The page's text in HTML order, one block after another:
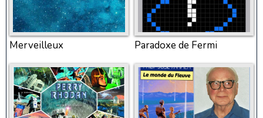
Merveilleux Paradoxe de Fermi